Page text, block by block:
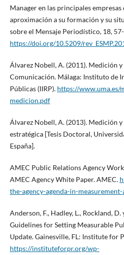
Manager en las principales empresas
aproximación a su formación y su
sobre el Mensaje Periodístico, 18,
https://doi.org/10.5209/
Álvarez Nobell, A. (2011). Medición y
Comunicación. Málaga: Instituto de
Públicas (IIRP). https://www.uma.es/
medicion.pdf
Álvarez Nobell, A. (2013). Medición
estratégica [Tesis Doctoral,
España].
AMEC Public Relations Agency
AMEC Agency White Paper. AMEC.
the-agency-agenda-in-
Anderson, F., Hadley, L., Rockland,
Guidelines for Setting Measurable
Update. Gainesville, FL: Institute for
https://instituteforpr.org/wp-